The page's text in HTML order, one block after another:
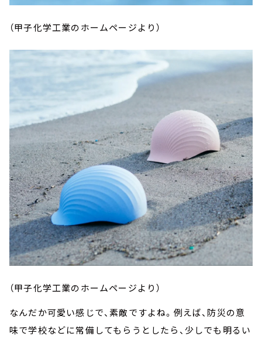
（甲子化学工業のホームページより）
（甲子化学工業のホームページより）
なんだか可愛い感じで、素敵ですよね。例えば、防災の意
味で学校などに常備してもらうとしたら、少しでも明るい